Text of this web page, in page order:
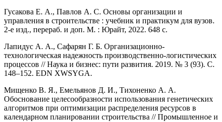
Гусакова Е. А., Павлов А. С. Основы организации и
управления в строительстве : учебник и практикум для вузов.
2-е изд., перераб. и доп. М. : Юрайт, 2022. 648 с.
Лапидус А. А., Сафарян Г. Б. Организационно-
технологическая надежность производственно-логистических
процессов // Наука и бизнес: пути развития. 2019. № 3 (93). С.
148–152. EDN XWSYGA.
Мищенко В. Я., Емельянов Д. И., Тихоненко А. А.
Обоснование целесообразности использования генетических
алгоритмов при оптимизации распределения ресурсов в
календарном планировании строительства // Промышленное и